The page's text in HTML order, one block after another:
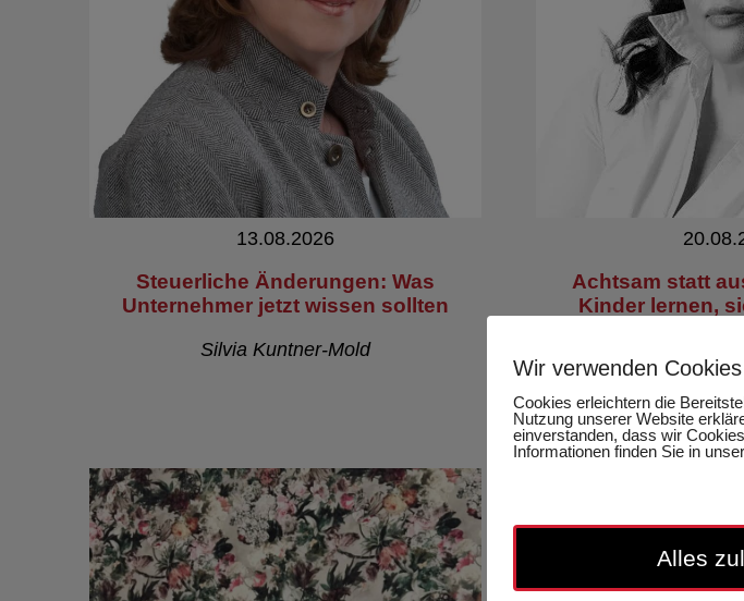
13.08.2026
Steuerliche Änderungen: Was
Unternehmer jetzt wissen sollten
Silvia Kuntner-Mold
Achtsam statt
Kinder lernen,
Claudia
Wir verwenden Cookies
Cookies erleichtern die
Nutzung unserer Website
einverstanden, dass wir
Informationen finden Sie in
Alles